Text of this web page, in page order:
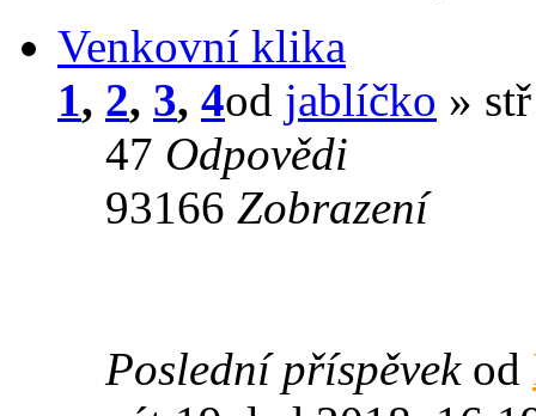
Venkovní klika
1, 2, 3, 4od jablíčko »
47 Odpovědi
93166 Zobrazení
Poslední příspěvek od